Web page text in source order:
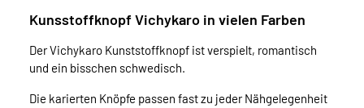
Kunsstoffknopf Vichykaro in vielen Farben
Der Vichykaro Kunststoffknopf ist verspielt, romantisch
und ein bisschen schwedisch.
Die karierten Knöpfe passen fast zu jeder Nähgelegenheit